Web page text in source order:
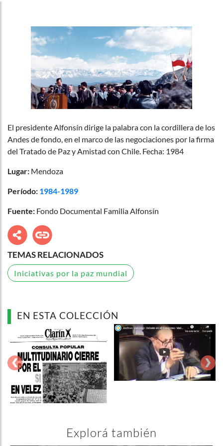
El presidente Alfonsín dirige la palabra con la cordillera de los
Andes de fondo, en el marco de las negociaciones por la firma
del Tratado de Paz y Amistad con Chile. Fecha: 1984
Lugar: Mendoza
Período: 1984-1989
Fuente: Fondo Documental Familia Alfonsín
TEMAS RELACIONADOS
Iniciativas por la paz mundial
EN ESTA COLECCIÓN
‹ ›
Explorá también